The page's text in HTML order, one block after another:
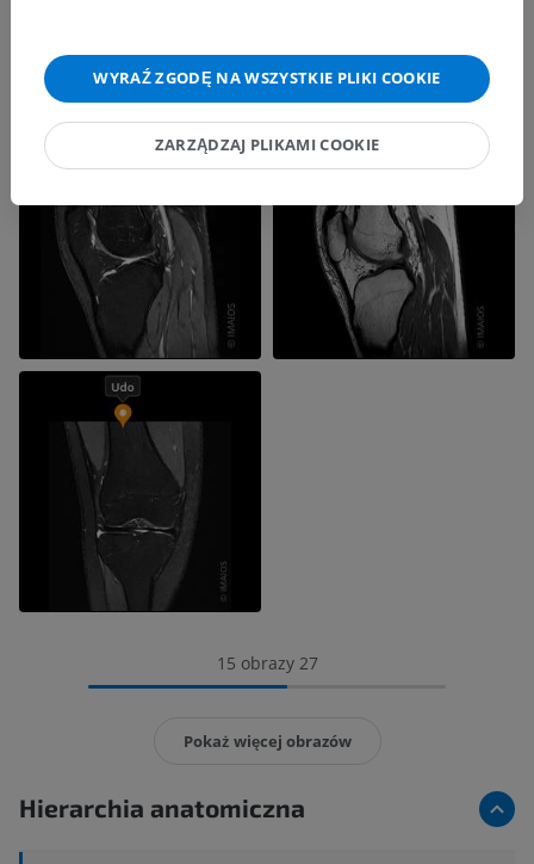
15 obrazy 27
Pokaż więcej obrazów
Hierarchia anatomiczna
WYRAŹ ZGODĘ NA WSZYSTKIE PLIKI COOKIE
ZARZĄDZAJ PLIKAMI COOKIE